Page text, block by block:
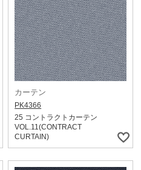
カーテン
PK4366
25 コントラクトカーテン
VOL.11(CONTRACT
CURTAIN)